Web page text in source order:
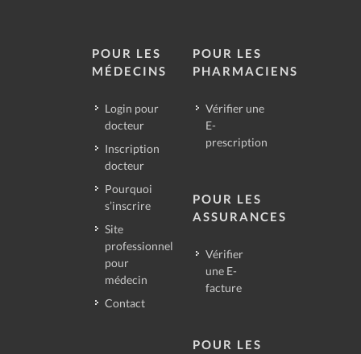
POUR LES
MÉDECINS
Login pour
docteur
Inscription
docteur
Pourquoi
s’inscrire
Site
professionnel
pour
médecin
Contact
POUR LES
PHARMACIENS
Vérifier une
E-
prescription
POUR LES
ASSURANCES
Vérifier
une E-
facture
POUR LES